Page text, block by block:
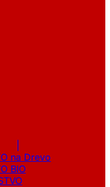
na Drevo
BIO